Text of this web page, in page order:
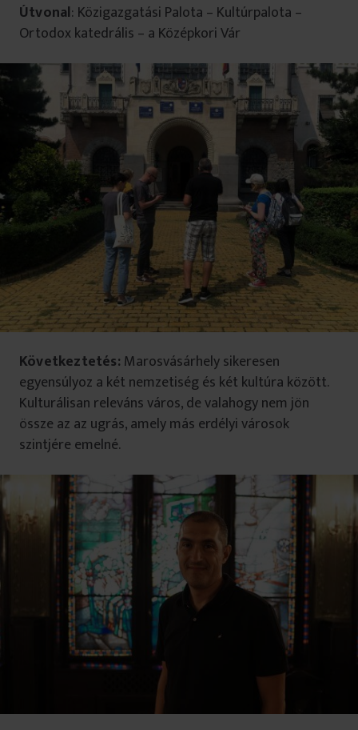
Útvonal: Közigazgatási Palota – Kultúrpalota –
Ortodox katedrális – a Középkori Vár
Következtetés: Marosvásárhely sikeresen
egyensúlyoz a két nemzetiség és két kultúra között.
Kulturálisan releváns város, de valahogy nem jön
össze az az ugrás, amely más erdélyi városok
szintjére emelné.